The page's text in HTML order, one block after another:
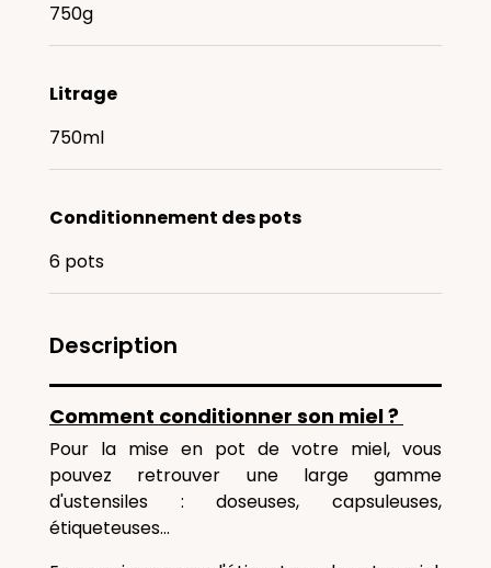
750g
Litrage
750ml
Conditionnement des pots
6 pots
Description
Comment conditionner son miel ?
Pour la mise en pot de votre miel, vous
pouvez retrouver une large gamme
d'ustensiles : doseuses, capsuleuses,
étiqueteuses...